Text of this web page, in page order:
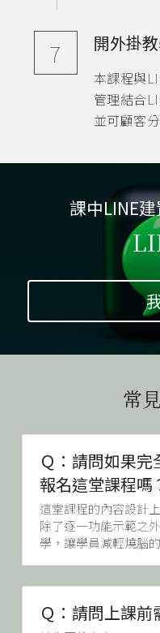
7 開外掛
本課程與
管理結合
並可顧客
課中LINE
常
Ｑ：請問如果
報名這堂課程嗎
這堂課程的內容設計
除了逐一功能示範之
學，讓學員減輕燒腦
Ｑ：請問上課前